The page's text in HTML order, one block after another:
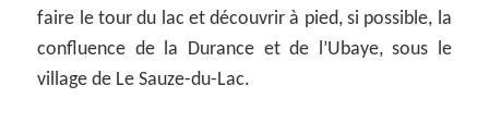
faire le tour du lac et découvrir à pied, si possible, la
confluence de la Durance et de l’Ubaye, sous le
village de Le Sauze-du-Lac.